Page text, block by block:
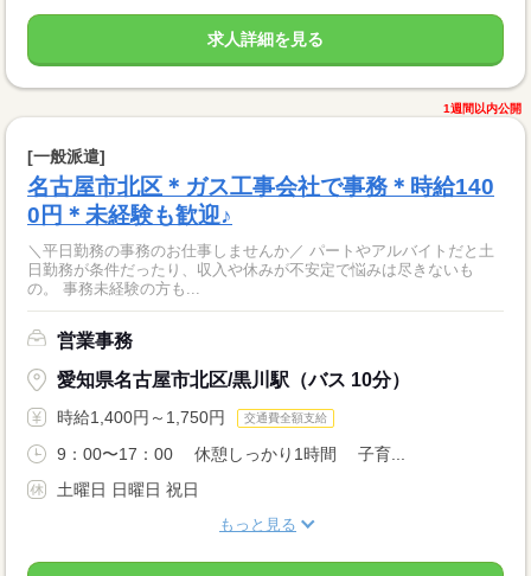
求人詳細を見る
1週間以内公開
[一般派遣]
名古屋市北区＊ガス工事会社で事務＊時給140
0円＊未経験も歓迎♪
＼平日勤務の事務のお仕事しませんか／ パートやアルバイトだと土
日勤務が条件だったり、収入や休みが不安定で悩みは尽きないも
の。 事務未経験の方も...
営業事務
愛知県名古屋市北区/黒川駅（バス 10分）
時給1,400円～1,750円 交通費全額支給
9：00〜17：00 休憩しっかり1時間 子育...
土曜日 日曜日 祝日
もっと見る